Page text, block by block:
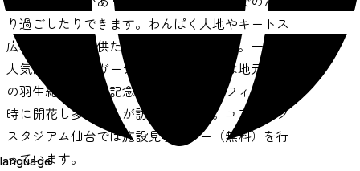
language
り過ごしたりできます。わんぱく大地やキートス
広場の遊具も子供たちで賑わっています。一番の
人気は「アイスガーデン」です。春には地元出身
の羽生結弦さんの記念樹（桜）とネモフィラが同
時に開花し多くの人が訪れています。ユアテック
スタジアム仙台では施設見学ツアー（無料）を行
っています。